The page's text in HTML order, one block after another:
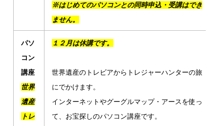
※はじめてのパソコンとの同時申込・受講はでき
ません。
パソ
コン
講座
世界
遺産
トレ
１２月は休講です。
世界遺産のトレビアからトレジャーハンターの旅
にでかけます。
インターネットやグーグルマップ・アースを使っ
て、お宝探しのパソコン講座です。